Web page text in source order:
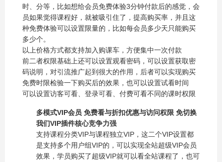
时、分等，比如想给会员免费体验3分钟付款后的感觉，会
员如果觉得课程好，就被吸引住了，提高购买率，并且这
种免费体验可以设置限量的，比如每会员多少天只能购买
多少个。
以上价格方式都支持加入购课车，方便集中一次付款
前二者权限基础上还可以设置观看密码，可以设置获取密
码说明，对引流推广起到很大的作用，后者可以实现购买
免费时限检验一下购买后的效果，也可以设置试看时间
可以设置访客可看、登录可看、付费可看不同的课时权限
多模式VIP会员 免费看与折扣优惠与访问权限 免切换
我们VIP插件核心竞争力强
支持课程分类VIP与课程独立VIP，这二个VIP设置都
是支持多个用户组VIP的，可以实现全站超级VIP会员
效果，学员购买了超级VIP就可以看全站课程了，也可